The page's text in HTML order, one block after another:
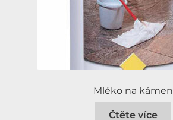
Mléko na kámen
Čtěte více